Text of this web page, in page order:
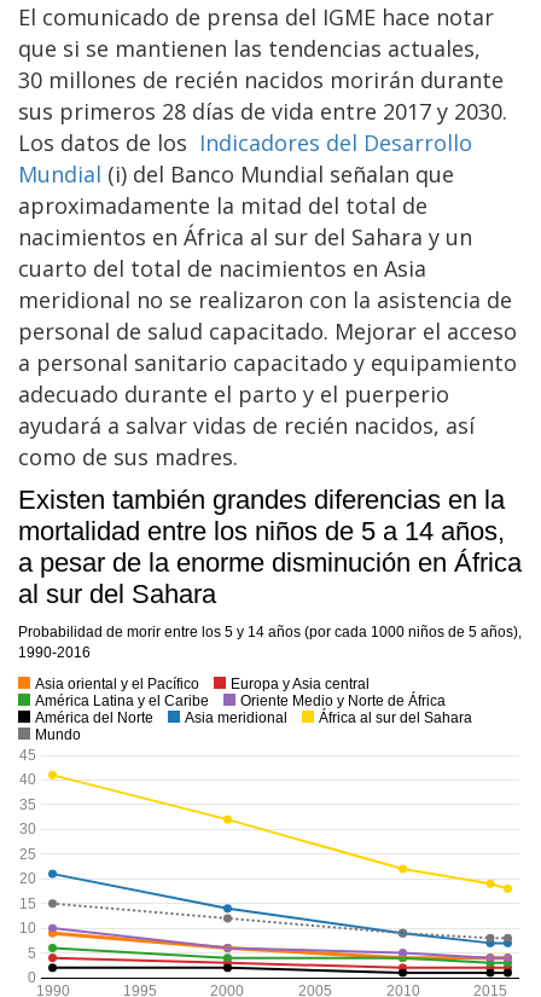
El comunicado de prensa del IGME hace notar
que si se mantienen las tendencias actuales,
30 millones de recién nacidos morirán durante
sus primeros 28 días de vida entre 2017 y 2030.
Los datos de los Indicadores del Desarrollo
Mundial (i) del Banco Mundial señalan que
aproximadamente la mitad del total de
nacimientos en África al sur del Sahara y un
cuarto del total de nacimientos en Asia
meridional no se realizaron con la asistencia de
personal de salud capacitado. Mejorar el acceso
a personal sanitario capacitado y equipamiento
adecuado durante el parto y el puerperio
ayudará a salvar vidas de recién nacidos, así
como de sus madres.